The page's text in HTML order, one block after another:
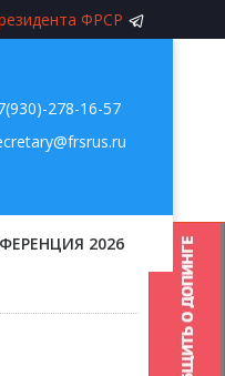
ФРСР
278-16-57
2026